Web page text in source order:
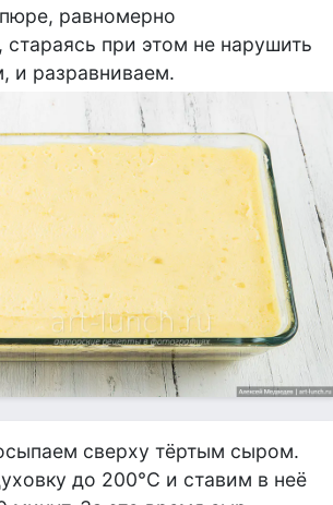
равномерно
стараясь при этом не нарушить
и разравниваем.
сверху тёртым сыром.
до 200°С и ставим в неё